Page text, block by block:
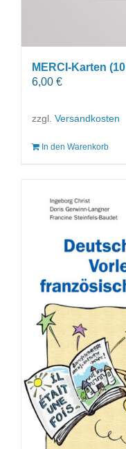
MERCI-Karten
6,00 €
zzgl. Versandkosten
In den Warenkorb